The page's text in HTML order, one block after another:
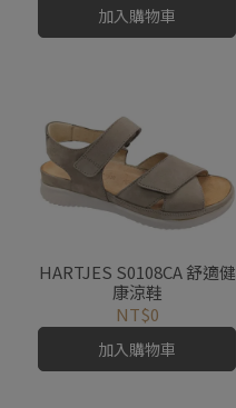
加入購物車
HARTJES S0108CA 舒適健
康涼鞋
NT$0
加入購物車